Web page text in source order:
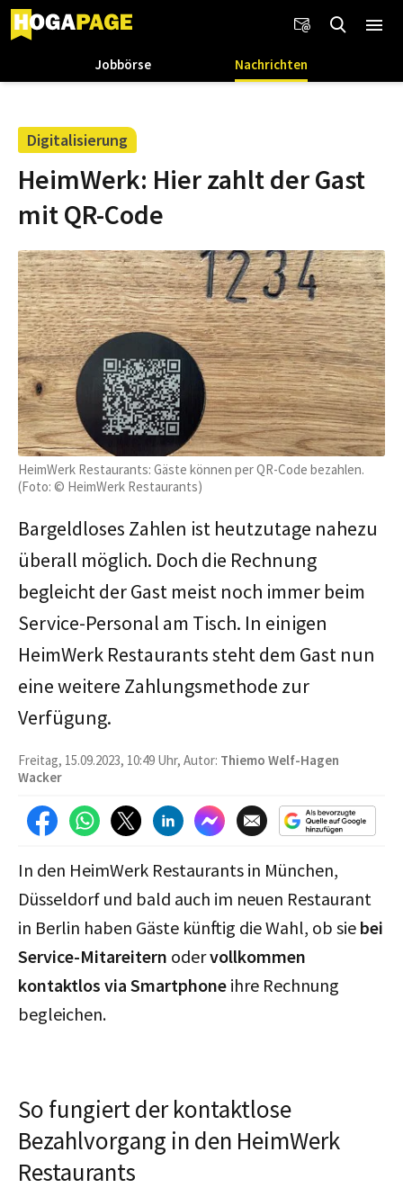
Jobbörse Nachrichten
Digitalisierung
HeimWerk: Hier zahlt der Gast
mit QR-Code
HeimWerk Restaurants: Gäste können per QR-Code bezahlen.
(Foto: © HeimWerk Restaurants)
Bargeldloses Zahlen ist heutzutage nahezu
überall möglich. Doch die Rechnung
begleicht der Gast meist noch immer beim
Service-Personal am Tisch. In einigen
HeimWerk Restaurants steht dem Gast nun
eine weitere Zahlungsmethode zur
Verfügung.
Freitag, 15.09.2023, 10:49 Uhr, Autor: Thiemo Welf-Hagen
Wacker
In den HeimWerk Restaurants in München,
Düsseldorf und bald auch im neuen Restaurant
in Berlin haben Gäste künftig die Wahl, ob sie bei
Service-Mitareitern odervollkommen
kontaktlos via Smartphone ihre Rechnung
begleichen.
So fungiert der kontaktlose
Bezahlvorgang in den HeimWerk
Restaurants